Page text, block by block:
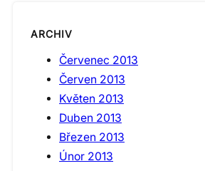
ARCHIV
Červenec 2013
Červen 2013
Květen 2013
Duben 2013
Březen 2013
Únor 2013